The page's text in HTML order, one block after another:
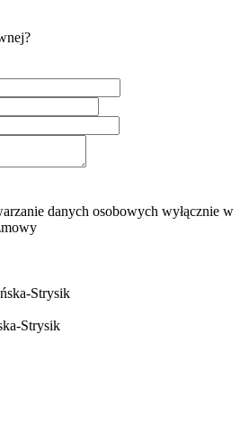
danych osobowych wyłącznie w
Strysik